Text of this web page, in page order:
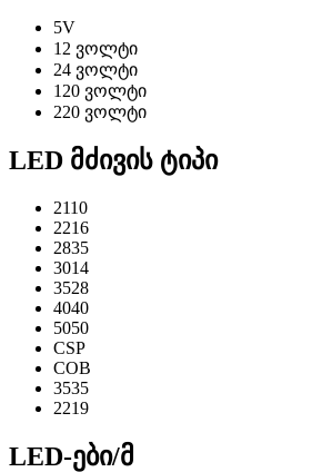
5V
12 ვოლტი
24 ვოლტი
120 ვოლტი
220 ვოლტი
LED მძივის ტიპი
2110
2216
2835
3014
3528
4040
5050
CSP
COB
3535
2219
LED-ები/მ